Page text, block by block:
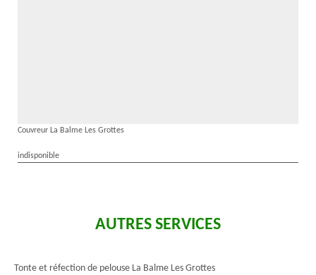
Couvreur La Balme Les Grottes
indisponible
AUTRES SERVICES
Tonte et réfection de pelouse La Balme Les Grottes